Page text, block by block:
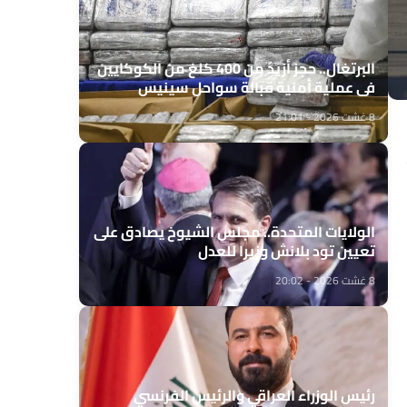
البرتغال.. حجز أزيد من 400 كلغ من الكوكايين
في عملية أمنية قبالة سواحل سينيس
8 غشت 2026 - 21:01
الولايات المتحدة.. مجلس الشيوخ يصادق على
تعيين تود بلانش وزيرا للعدل
8 غشت 2026 - 20:02
رئيس الوزراء العراقي والرئيس الفرنسي